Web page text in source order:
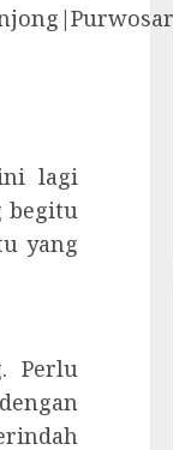
lagi
begitu
yang
Perlu